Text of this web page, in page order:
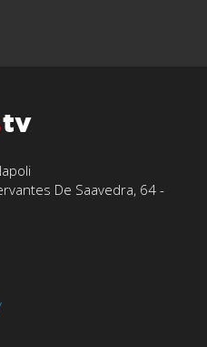
tv
De Saavedra, 64 -